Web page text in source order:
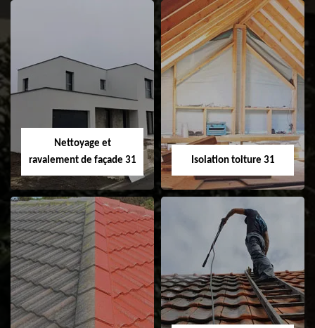
Pose et
changement de
fenêtre de toit et
Velux 31
Nettoyage et pose
Nettoyage et
ravalement de façade 31
Nettoyage et
ravalement de
façade 31
Isolation toiture 31
Isolation toiture 31